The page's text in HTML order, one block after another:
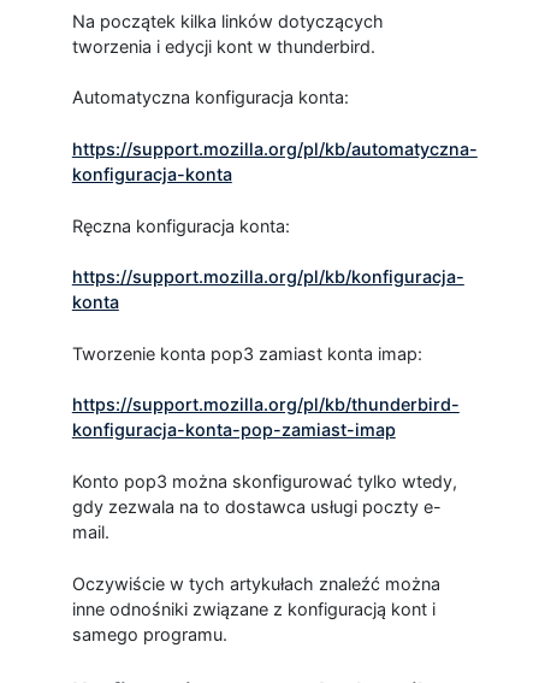
Na początek kilka linków dotyczących
tworzenia i edycji kont w thunderbird.
Automatyczna konfiguracja konta:
https://support.mozilla.org/pl/kb/automatyczna-
konfiguracja-konta
Ręczna konfiguracja konta:
https://support.mozilla.org/pl/kb/konfiguracja-
konta
Tworzenie konta pop3 zamiast konta imap:
https://support.mozilla.org/pl/kb/thunderbird-
konfiguracja-konta-pop-zamiast-imap
Konto pop3 można skonfigurować tylko wtedy,
gdy zezwala na to dostawca usługi poczty e-
mail.
Oczywiście w tych artykułach znaleźć można
inne odnośniki związane z konfiguracją kont i
samego programu.